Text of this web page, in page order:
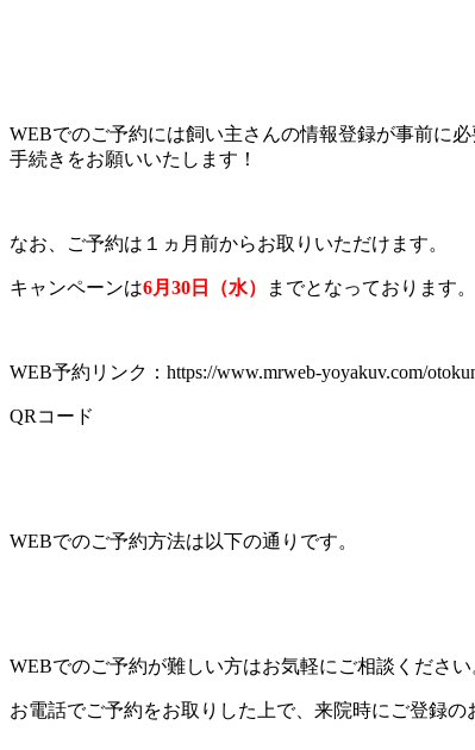
WEBでのご予約には飼い主さんの情報登録が事前に
手続きをお願いいたします！
なお、ご予約は１ヵ月前からお取りいただけます。
キャンペーンは6月30日（水） までとなっております。
WEB予約リンク：https://www.mrweb-yoyakuv.com/
QRコード
WEBでのご予約方法は以下の通りです。
WEBでのご予約が難しい方はお気軽にご相談ください
お電話でご予約をお取りした上で、来院時にご登録の